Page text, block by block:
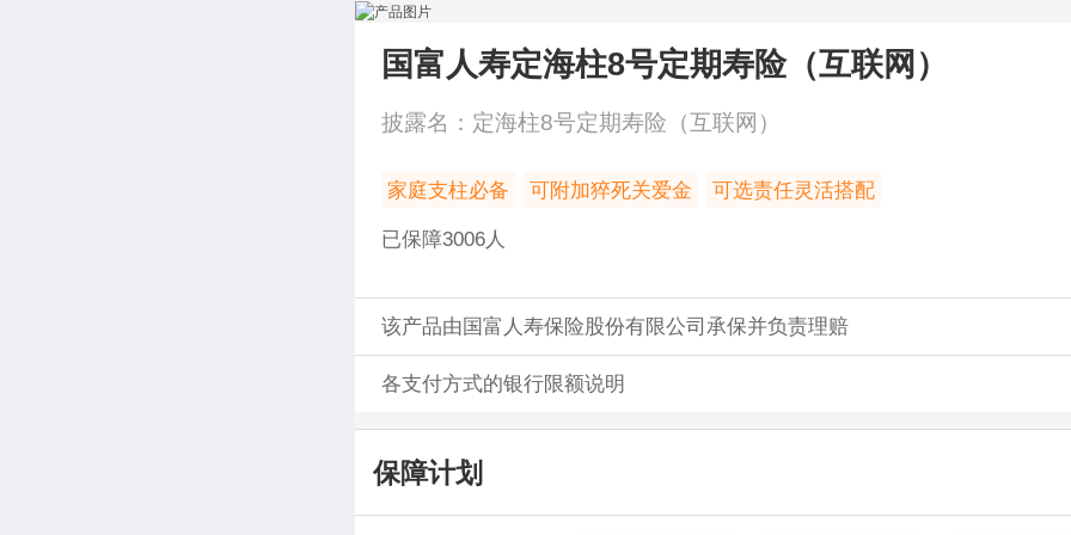
国富人寿定海柱8号定期寿险（互联网）
披露名： 定海柱8号定期寿险（互联网）
家庭支柱必备 可附加猝死关爱金 可选责任灵活搭配
已保障3006人
该产品由国富人寿保险股份有限公司承保并负责理赔
各支付方式的银行限额说明
保障计划